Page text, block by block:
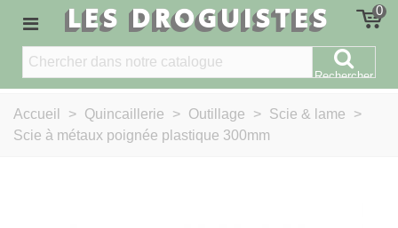
LES DROGUISTES 0
Rechercher
Accueil > Quincaillerie > Outillage > Scie & lame
>
Scie à métaux poignée plastique 300mm